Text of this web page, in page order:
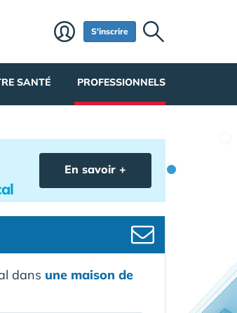
S'inscrire
SANTÉ PROFESSIONNELS
En savoir +
dans une maison de